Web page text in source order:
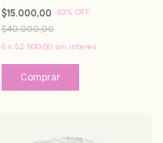
$15.000,00 -63% OFF
$40.000,00
6 x $2.500,00 sin interés